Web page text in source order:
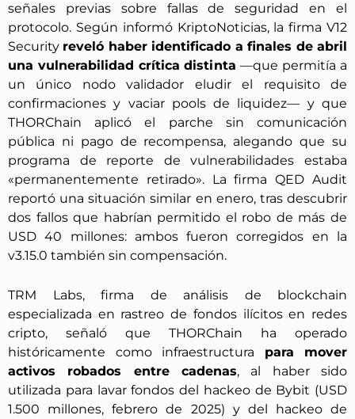
señales previas sobre fallas de seguridad en el
protocolo. Según informó KriptoNoticias, la firma V12
Security reveló haber identificado a finales de abril
una vulnerabilidad crítica distinta—que permitía a
un único nodo validador eludir el requisito de
confirmaciones y vaciar pools de liquidez— y que
THORChain aplicó el parche sin comunicación
pública ni pago de recompensa, alegando que su
programa de reporte de vulnerabilidades estaba
«permanentemente retirado». La firma QED Audit
reportó una situación similar en enero, tras descubrir
dos fallos que habrían permitido el robo de más de
USD 40 millones: ambos fueron corregidos en la
v3.15.0 también sin compensación.
TRM Labs, firma de análisis de blockchain
especializada en rastreo de fondos ilícitos en redes
cripto, señaló que THORChain ha operado
históricamente como infraestructura para mover
activos robados entre cadenas, al haber sido
utilizada para lavar fondos del hackeo de Bybit (USD
1.500 millones, febrero de 2025) y del hackeo de